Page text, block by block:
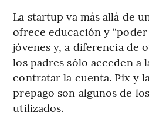
La startup va más allá de
ofrece educación y
jóvenes y, a diferencia de
los padres sólo acceden a
contratar la cuenta. Pix y
prepago son algunos de
utilizados.